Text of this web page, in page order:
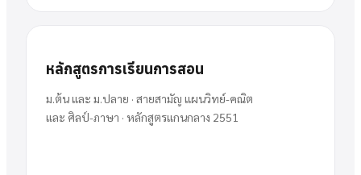
หลักสูตรการเรียนการสอน
ม.ต้น และ ม.ปลาย · สายสามัญ แผนวิทย์-คณิต
และ ศิลป์-ภาษา · หลักสูตรแกนกลาง 2551